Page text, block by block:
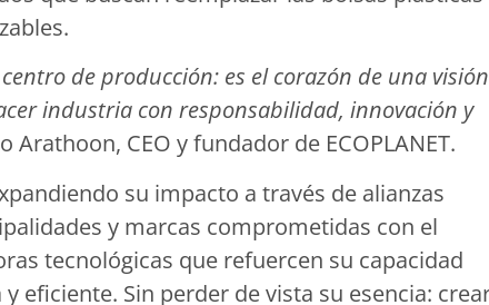
de producción: es el corazón de una visión
industria con responsabilidad, innovación y
Arathoon, CEO y fundador de ECOPLANET.
su impacto a través de alianzas
y marcas comprometidas con el
tecnológicas que refuercen su capacidad
eficiente. Sin perder de vista su esencia: